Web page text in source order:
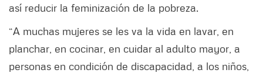
así reducir la feminización de la pobreza.
“A muchas mujeres se les va la vida en lavar, en
planchar, en cocinar, en cuidar al adulto mayor, a
personas en condición de discapacidad, a los niños,